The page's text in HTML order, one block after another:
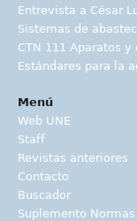
Entrevista a César
Sistemas de
CTN 111 Aparatos
Estándares para la
Menú
Web UNE
Staff
Revistas anteriores
Contacto
Buscador
Suplemento